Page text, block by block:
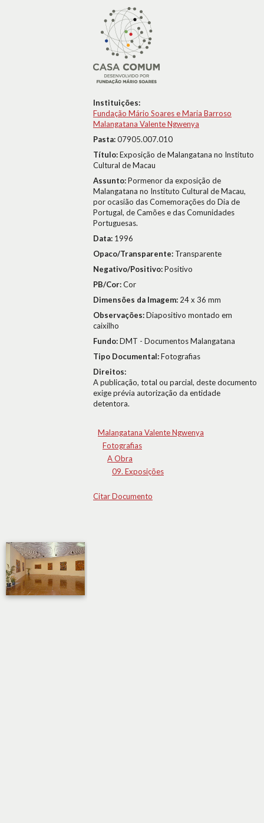
Instituições:
Fundação Mário Soares e Maria Barroso
Malangatana Valente Ngwenya
Pasta:07905.007.010
Título:Exposição de Malangatana no Instituto
Cultural de Macau
Assunto:Pormenor da exposição de
Malangatana no Instituto Cultural de Macau,
por ocasião das Comemorações do Dia de
Portugal, de Camões e das Comunidades
Portuguesas.
Data: 1996
Opaco/Transparente: Transparente
Negativo/Positivo:Positivo
PB/Cor:Cor
Dimensões da Imagem: 24 x 36 mm
Observações:Diapositivo montado em
caixilho
Fundo:DMT - Documentos Malangatana
Tipo Documental:Fotografias
Direitos:
A publicação, total ou parcial, deste documento
exige prévia autorização da entidade
detentora.
Malangatana Valente Ngwenya
Fotografias
A Obra
09. Exposições
Citar Documento